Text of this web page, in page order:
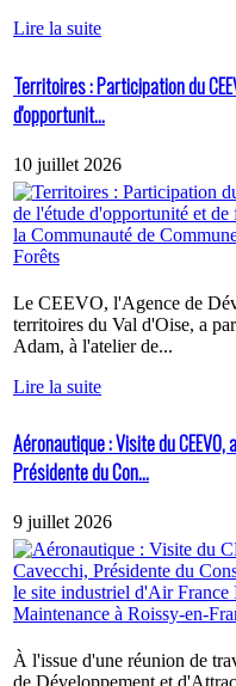
Lire la suite
Territoires : Participation du
d'opportunit...
10 juillet 2026
Le CEEVO, l'Agence de
territoires du Val d'Oise, a
Adam, à l'atelier de...
Lire la suite
Aéronautique : Visite du
Présidente du Con...
9 juillet 2026
À l'issue d'une réunion de